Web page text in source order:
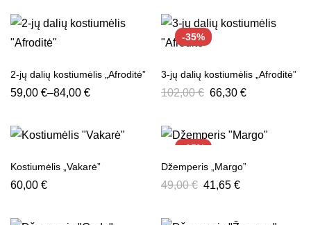
2-jų dalių kostiumėlis „Afroditė”
59,00 €–84,00 €
-35%
3-jų dalių kostiumėlis „Afroditė”
102,00€ 66,30 €
Kostiumėlis „Vakarė”
60,00 €
-15%
Džemperis „Margo”
49,00€ 41,65 €